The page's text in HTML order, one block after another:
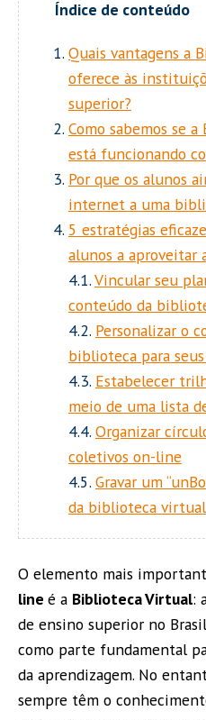
Quais vantagens a
oferece às
superior?
Como sabemos se
está funcionando
Por que os alunos
internet a uma
5 estratégias
alunos a
4.1.Vincular seu
conteúdo da
4.2. Personalizar o
biblioteca para
4.3. Estabelecer
meio de uma lista
4.4. Organizar
coletivos on-line
4.5. Gravar um
da biblioteca virtual
O elemento mais
line é a Biblioteca Virtual:
de ensino superior no
como parte fundamental
da aprendizagem. No
sempre têm o